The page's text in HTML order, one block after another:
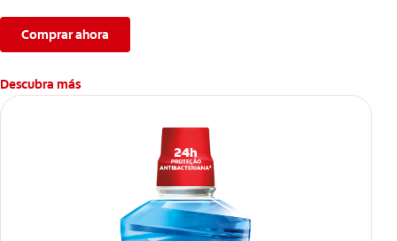
Comprar ahora
Descubra más